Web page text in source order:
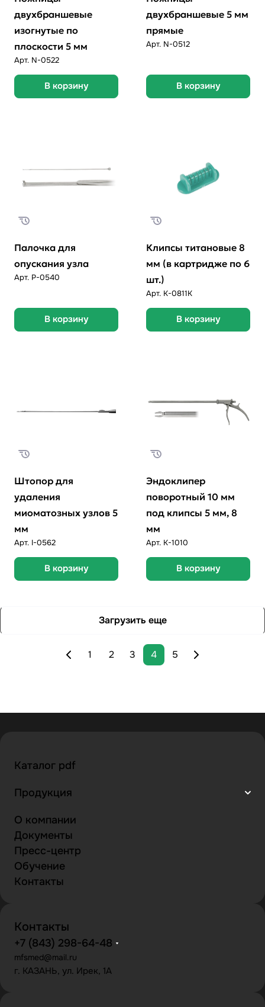
двухбраншевые
изогнутые по
плоскости 5 мм
Арт. N-0522
В корзину
двухбраншевые 5 мм
прямые
Арт. N-0512
В корзину
Палочка для
опускания узла
Арт. P-0540
В корзину
Клипсы титановые 8
мм (в картридже по 6
шт.)
Арт. K-0811K
В корзину
Штопор для
удаления
миоматозных узлов 5
мм
Арт. I-0562
В корзину
Эндоклипер
поворотный 10 мм
под клипсы 5 мм, 8
мм
Арт. K-1010
В корзину
Загрузить еще
1 2 3 4 5
Каталог pdf
Продукция
О компании
Документы
Пресс-центр
Обучение
Контакты
Контакты
+7 (843) 298-64-48
mfsmed@mail.ru
г. КАЗАНЬ, ул. Ирек, 1А